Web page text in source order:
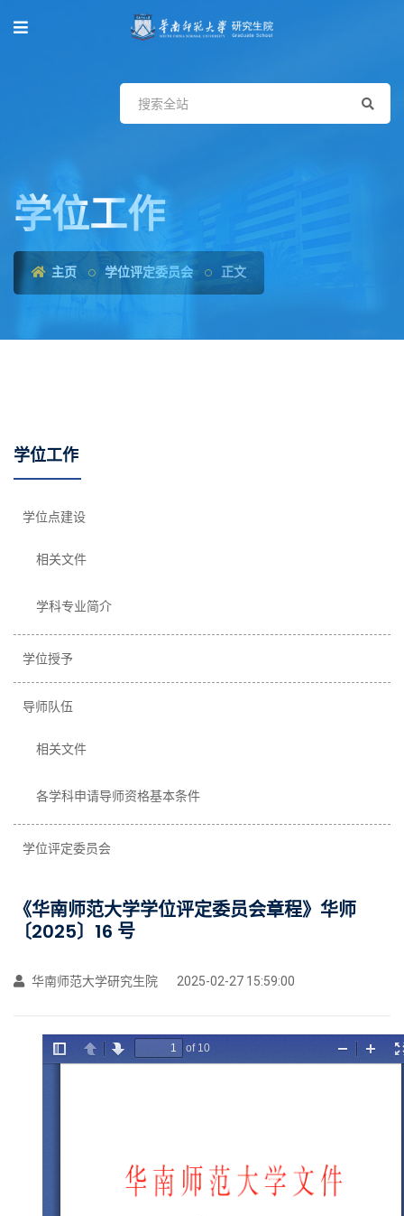
学位工作
主页 学位评定委员会 正文
学位工作
学位点建设
相关文件
学科专业简介
学位授予
导师队伍
相关文件
各学科申请导师资格基本条件
学位评定委员会
《华南师范大学学位评定委员会章程》华师
〔2025〕16 号
华南师范大学研究生院 2025-02-27 15:59:00